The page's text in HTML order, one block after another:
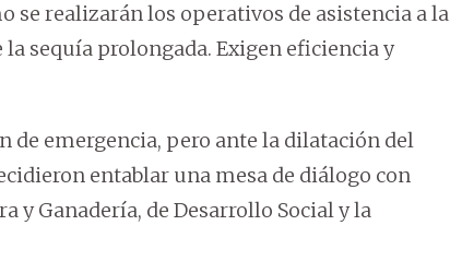
se realizarán los operativos de asistencia a la
sequía prolongada. Exigen eficiencia y
de emergencia, pero ante la dilatación del
entablar una mesa de diálogo con
Ganadería, de Desarrollo Social y la